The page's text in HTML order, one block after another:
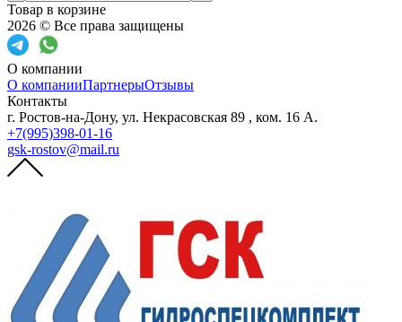
Товар в корзине
2026 © Все права защищены
О компании
О компанииПартнерыОтзывы
Контакты
г. Ростов-на-Дону, ул. Некрасовская 89 , ком. 16 А.
+7(995)398-01-16
gsk-rostov@mail.ru